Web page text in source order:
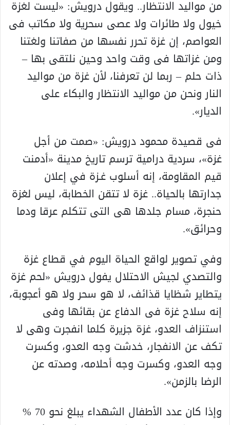
من مواليد الانتظار.. ويقول درويش: «ليست لغزة
خيول ولا طائرات ولا عصى سحرية ولا مكاتب فى
العواصم، إن غزة تحرر نفسها من صفاتنا ولغتنا
ومن غزاتها فى وقت واحد وحين نلتقى بها –
ذات حلم – ربما لن تعرفنا، لأن غزة من مواليد
النار ونحن من مواليد الانتظار والبكاء على
الديار».
فى قصيدة محمود درويش: «صمت من أجل
غزة»، سردية درامية ترسم تاريخ مدينة «أدمنت
قيم المقاومة، إنه أسلوب غـزة في إعلان
جدارتها بالحياة.. غزة لا تتقن الخطابة، ليس لغزة
حنجرة، مسام جلدها هى التى تتكلم عرقا ودما
وحرائق».
وفي تصوير لواقع الحياة اليوم في قطاع غزة
والتصدي لجيش الاحتلال يفول درويش «لحم غزة
يتطاير شظايا قذائف، لا هو سحر ولا هو أعجوبة،
إنه سلاح غزة فى الدفاع عن بقائها وفى
استنزاف العدو، غزة جزيرة كلما انفجرت وهى لا
تكف عن الانفجار، خدشت وجه العدو، وكسرت
وجه العدو، وكسرت وجه أحلامه، وصدته عن
الرضا بالزمن».
وإذا كان عدد الأطفال الشهداء يبلغ نحو 70 %